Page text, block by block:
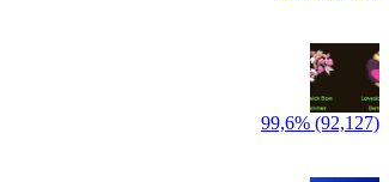
99,6% (92,127)